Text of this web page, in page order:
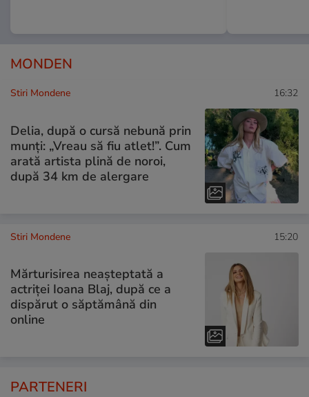
MONDEN
Stiri Mondene 16:32
Delia, după o cursă nebună prin
munți: „Vreau să fiu atlet!”. Cum
arată artista plină de noroi,
după 34 km de alergare
Stiri Mondene 15:20
Mărturisirea neașteptată a
actriței Ioana Blaj, după ce a
dispărut o săptămână din
online
PARTENERI